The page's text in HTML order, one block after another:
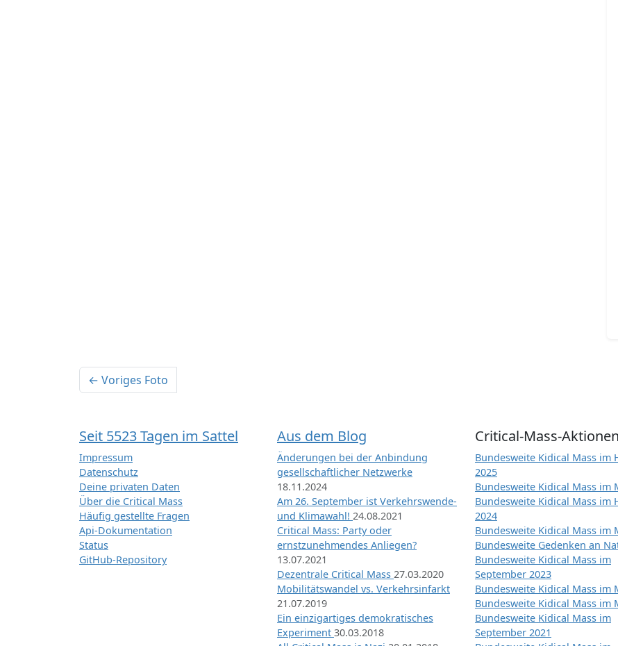
← Voriges Foto
Seit 5523 Tagen im Sattel
Impressum
Datenschutz
Deine privaten Daten
Über die Critical Mass
Häufig gestellte Fragen
Api-Dokumentation
Status
GitHub-Repository
Aus dem Blog
Änderungen bei der Anbindung
gesellschaftlicher Netzwerke
18.11.2024
Am 26. September ist Verkehrswende-
und Klimawahl! 24.08.2021
Critical Mass: Party oder
ernstzunehmendes Anliegen?
13.07.2021
Dezentrale Critical Mass 27.03.2020
Mobilitätswandel vs. Verkehrsinfarkt
21.07.2019
Ein einzigartiges demokratisches
Experiment 30.03.2018
Critical-Mass-Aktionen
Bundesweite Kidical Mass im
2025
Bundesweite Kidical Mass im
Bundesweite Kidical Mass im
2024
Bundesweite Kidical Mass im
Bundesweite Gedenken an
Bundesweite Kidical Mass im
September 2023
Bundesweite Kidical Mass im
Bundesweite Kidical Mass im
Bundesweite Kidical Mass im
September 2021